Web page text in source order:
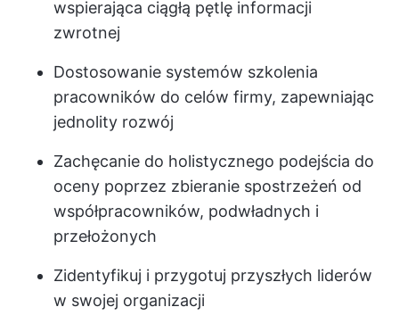
wspierająca ciągłą pętlę informacji
zwrotnej
Dostosowanie systemów szkolenia
pracowników do celów firmy, zapewniając
jednolity rozwój
Zachęcanie do holistycznego podejścia do
oceny poprzez zbieranie spostrzeżeń od
współpracowników, podwładnych i
przełożonych
Zidentyfikuj i przygotuj przyszłych liderów
w swojej organizacji